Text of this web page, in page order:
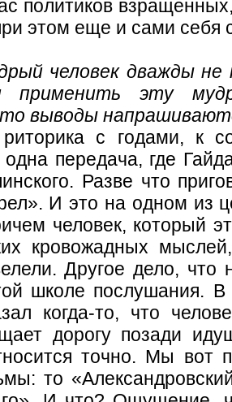
политиков
этом еще и сами себя
человек дважды
применить эту
выводы
с годами, к
передача, где
Разве что
И это на одном из
человек, который
кровожадных
Другое дело,
школе послушания. В
когда-то, что
дорогу позади
точно. Мы вот
то